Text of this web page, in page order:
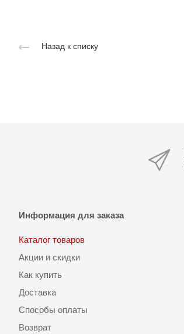
Назад к списку
Информация для заказа
Каталог товаров
Акции и скидки
Как купить
Доставка
Способы оплаты
Возврат